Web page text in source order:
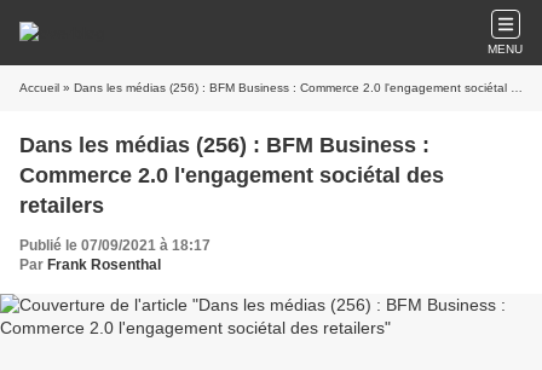
MENU
Accueil » Dans les médias (256) : BFM Business : Commerce 2.0 l'engagement sociétal des retailers
Dans les médias (256) : BFM Business :
Commerce 2.0 l'engagement sociétal des
retailers
Publié le 07/09/2021 à 18:17
Par Frank Rosenthal